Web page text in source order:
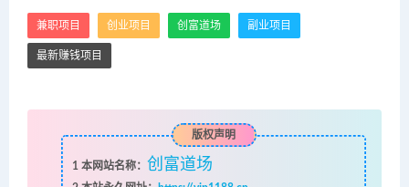
兼职项目 创业项目 创富道场 副业项目
最新赚钱项目
版权声明
1 本网站名称： 创富道场